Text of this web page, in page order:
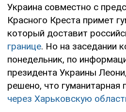
Украина совместно с
Красного Креста примет
который доставит
границе. Но на заседании
понедельник, по
президента Украины
решено, что гуманитарная
через Харьковскую